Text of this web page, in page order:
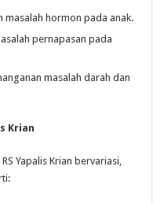
masalah hormon pada anak.
pernapasan pada
masalah darah dan
Krian
Yapalis Krian bervariasi,